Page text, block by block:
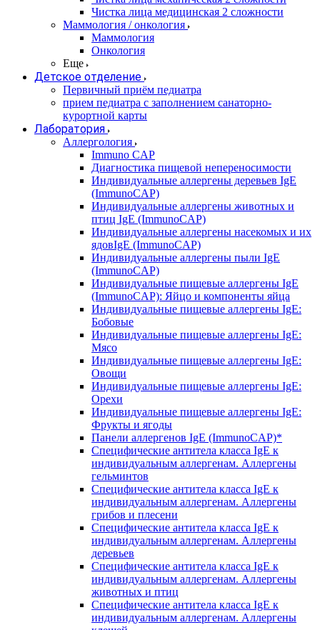
Чистка лица медицинская 2 сложности
Маммология / онкология
Маммология
Онкология
Еще
Детское отделение
Первичный приём педиатра
прием педиатра с заполнением санаторно-
курортной карты
Лаборатория
Аллергология
Immuno CAP
Диагностика пищевой непереносимости
Индивидуальные аллергены деревьев IgE
(ImmunoCAP)
Индивидуальные аллергены животных и
птиц IgE (ImmunoCAP)
Индивидуальные аллергены насекомых и их
ядовIgE (ImmunoCAP)
Индивидуальные аллергены пыли IgE
(ImmunoCAP)
Индивидуальные пищевые аллергены IgE
(ImmunoCAP): Яйцо и компоненты яйца
Индивидуальные пищевые аллергены IgE:
Бобовые
Индивидуальные пищевые аллергены IgE:
Мясо
Индивидуальные пищевые аллергены IgE:
Овощи
Индивидуальные пищевые аллергены IgE:
Орехи
Индивидуальные пищевые аллергены IgE:
Фрукты и ягоды
Панели аллергенов IgE (ImmunoCAP)*
Специфические антитела класса IgE к
индивидуальным аллергенам. Аллергены
гельминтов
Специфические антитела класса IgE к
индивидуальным аллергенам. Аллергены
грибов и плесени
Специфические антитела класса IgE к
индивидуальным аллергенам. Аллергены
деревьев
Специфические антитела класса IgE к
индивидуальным аллергенам. Аллергены
животных и птиц
Специфические антитела класса IgE к
индивидуальным аллергенам. Аллергены